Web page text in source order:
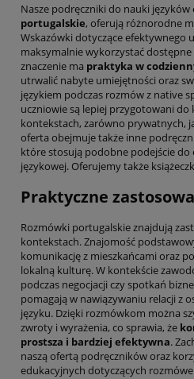
Nasze podręczniki do nauki
portugalskie, oferują różnorodne
Wskazówki dotyczące efektywnego
maksymalnie wykorzystać dostępne
znaczenie ma praktyka w
utrwalić nabyte umiejętności oraz
językiem podczas rozmów z native
uczniowie są lepiej przygotowani
kontekstach, zarówno prywatnych,
oferta obejmuje także inne
które stosują podobne podejście do
językowej. Oferujemy także
Praktyczne
Rozmówki portugalskie znajdują
kontekstach. Znajomość
komunikację z mieszkańcami oraz
lokalną kulturę. W kontekście
podczas negocjacji czy spotkań
pomagają w nawiązywaniu relacji z
języku. Dzięki rozmówkom można
zwroty i wyrażenia, co sprawia, że
prostsza i bardziej efektywna.
naszą ofertą podręczników oraz
edukacyjnych dotyczących